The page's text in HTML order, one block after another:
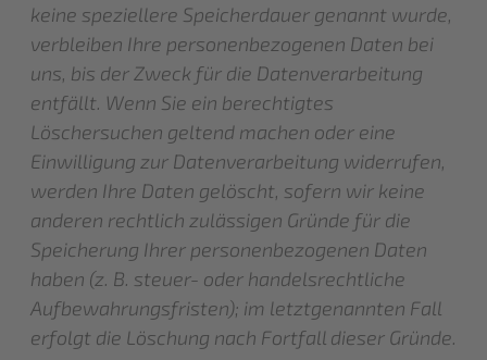
keine speziellere Speicherdauer genannt wurde,
verbleiben Ihre personenbezogenen Daten bei
uns, bis der Zweck für die Datenverarbeitung
entfällt. Wenn Sie ein berechtigtes
Löschersuchen geltend machen oder eine
Einwilligung zur Datenverarbeitung widerrufen,
werden Ihre Daten gelöscht, sofern wir keine
anderen rechtlich zulässigen Gründe für die
Speicherung Ihrer personenbezogenen Daten
haben (z. B. steuer- oder handelsrechtliche
Aufbewahrungsfristen); im letztgenannten Fall
erfolgt die Löschung nach Fortfall dieser Gründe.